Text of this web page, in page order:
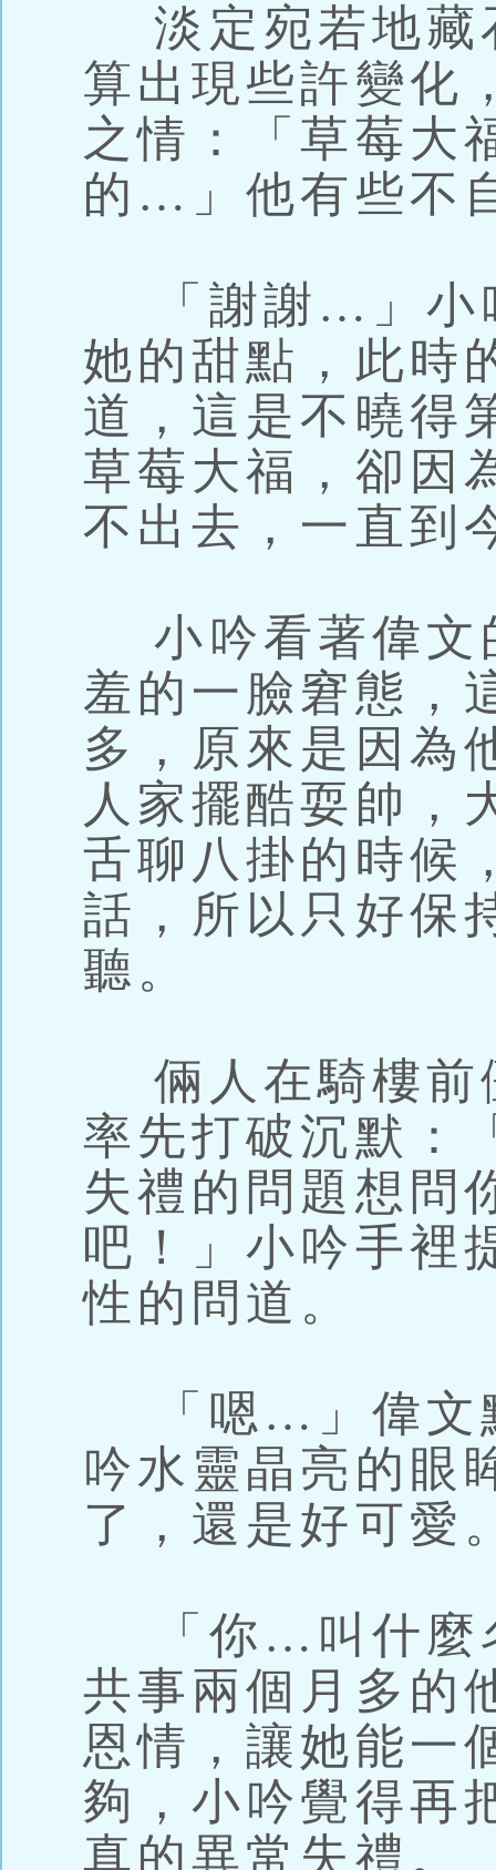
淡定宛若地藏
算出現些許變化
之情：「草莓
的…」他有些不
「謝謝…」小
她的甜點，此時
道，這是不曉得
草莓大福，卻因
不出去，一直到
小吟看著偉文
羞的一臉窘態，
多，原來是因為
人家擺酷耍帥，
舌聊八掛的時候
話，所以只好保
聽。
倆人在騎樓前
率先打破沉默：
失禮的問題想
吧！」小吟手裡
性的問道。
「嗯…」偉文
吟水靈晶亮的眼
了，還是好可愛
「你…叫什麼
共事兩個月多的
恩情，讓她能一
夠，小吟覺得再
真的異常失禮。